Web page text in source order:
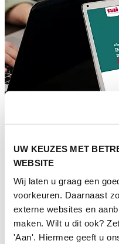
UW KEUZES MET
WEBSITE
Wij laten u graag een
voorkeuren. Daarnaast
externe websites en
maken. Wilt u dit ook?
'Aan'. Hiermee geeft u
Webshop
In de webshop vind je een
services voor jouw